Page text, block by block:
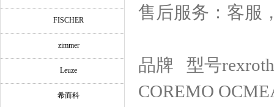
FISCHER
zimmer
Leuze
希而科
售后服务：客服
品牌 型号
COREMO